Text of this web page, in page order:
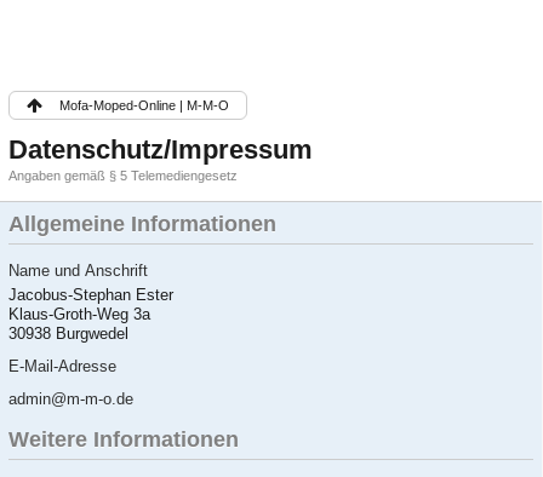
Mofa-Moped-Online | M-M-O
Datenschutz/Impressum
Angaben gemäß § 5 Telemediengesetz
Allgemeine Informationen
Name und Anschrift
Jacobus-Stephan Ester
Klaus-Groth-Weg 3a
30938 Burgwedel
E-Mail-Adresse
admin@m-m-o.de
Weitere Informationen